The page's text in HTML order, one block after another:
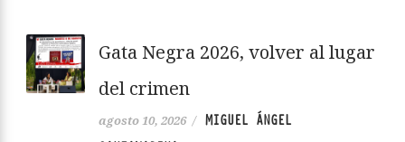
Gata Negra 2026, volver al lugar
del crimen
agosto 10, 2026 / MIGUEL ÁNGEL